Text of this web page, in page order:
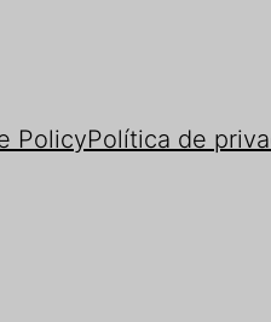
PolicyPolítica de